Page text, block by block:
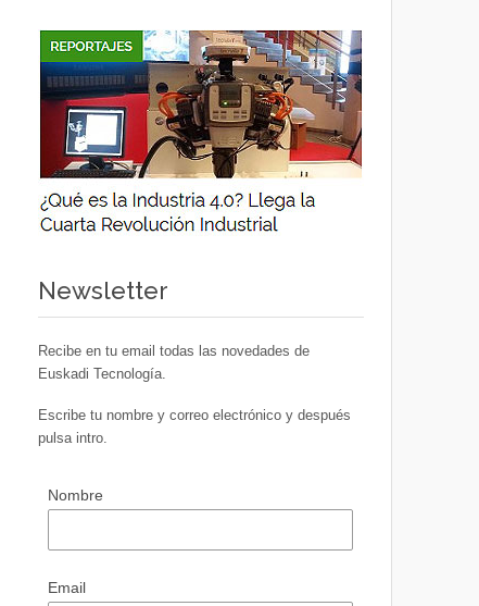
Newsletter
Recibe en tu email todas las novedades de
Euskadi Tecnología.
Escribe tu nombre y correo electrónico y después
pulsa intro.
Nombre
Email